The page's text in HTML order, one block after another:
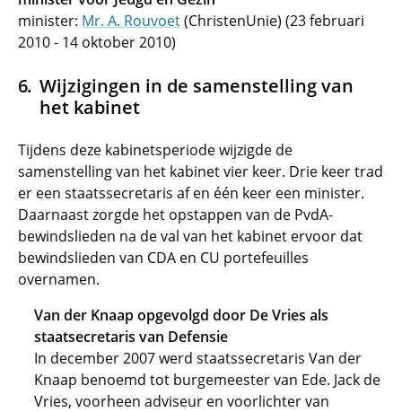
minister: Mr. A. Rouvoet(ChristenUnie) (23 februari
2010 - 14 oktober 2010)
Wijzigingen in de samenstelling van
het kabinet
Tijdens deze kabinetsperiode wijzigde de
samenstelling van het kabinet vier keer. Drie keer trad
er een staatssecretaris af en één keer een minister.
Daarnaast zorgde het opstappen van de PvdA-
bewindslieden na de val van het kabinet ervoor dat
bewindslieden van CDA en CU portefeuilles
overnamen.
Van der Knaap opgevolgd door De Vries als
staatsecretaris van Defensie
In december 2007 werd staatssecretaris Van der
Knaap benoemd tot burgemeester van Ede. Jack de
Vries, voorheen adviseur en voorlichter van